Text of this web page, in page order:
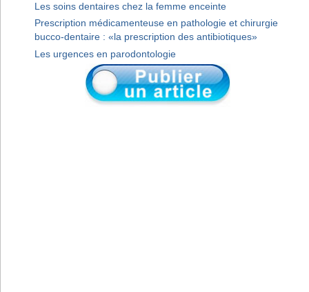
Les soins dentaires chez la femme enceinte
Prescription médicamenteuse en pathologie et chirurgie
bucco-dentaire : «la prescription des antibiotiques»
Les urgences en parodontologie